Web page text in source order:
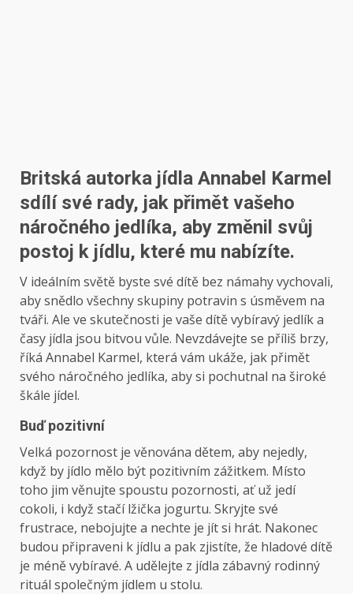
Britská autorka jídla Annabel Karmel
sdílí své rady, jak přimět vašeho
náročného jedlíka, aby změnil svůj
postoj k jídlu, které mu nabízíte.
V ideálním světě byste své dítě bez námahy vychovali,
aby snědlo všechny skupiny potravin s úsměvem na
tváři. Ale ve skutečnosti je vaše dítě vybíravý jedlík a
časy jídla jsou bitvou vůle. Nevzdávejte se příliš brzy,
říká Annabel Karmel, která vám ukáže, jak přimět
svého náročného jedlíka, aby si pochutnal na široké
škále jídel.
Buď pozitivní
Velká pozornost je věnována dětem, aby nejedly,
když by jídlo mělo být pozitivním zážitkem. Místo
toho jim věnujte spoustu pozornosti, ať už jedí
cokoli, i když stačí lžička jogurtu. Skryjte své
frustrace, nebojujte a nechte je jít si hrát. Nakonec
budou připraveni k jídlu a pak zjistíte, že hladové dítě
je méně vybíravé. A udělejte z jídla zábavný rodinný
rituál společným jídlem u stolu.